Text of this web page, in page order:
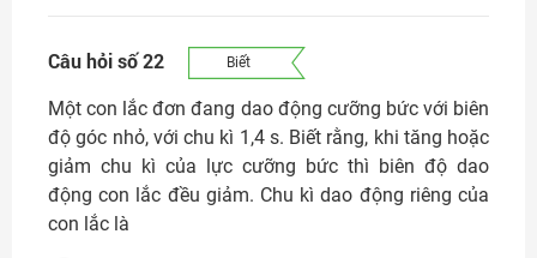
Câu hỏi số 22 Biết
Một con lắc đơn đang dao động cưỡng bức với biên
độ góc nhỏ, với chu kì 1,4 s. Biết rằng, khi tăng hoặc
giảm chu kì của lực cưỡng bức thì biên độ dao
động con lắc đều giảm. Chu kì dao động riêng của
con lắc là